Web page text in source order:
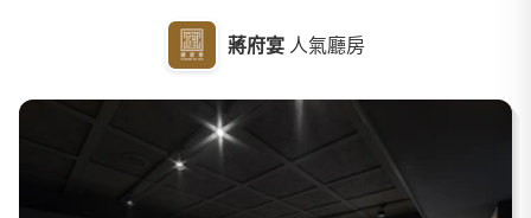
蔣府宴 人氣廳房